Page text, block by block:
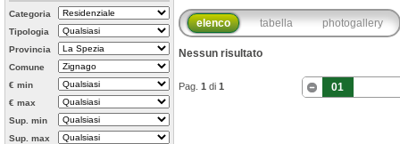
Categoria
Tipologia
Provincia
Comune
€ min
€ max
Sup. min
Sup. max
elenco tabella photogallery
Nessun risultato
Pag. 1 di 1 01